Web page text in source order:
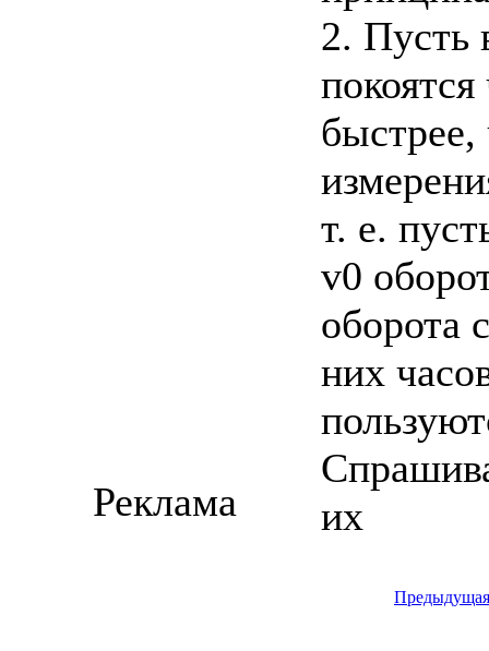
2. Пусть
т. е.
v0
оборота
них
их
Предыдущая
Реклама